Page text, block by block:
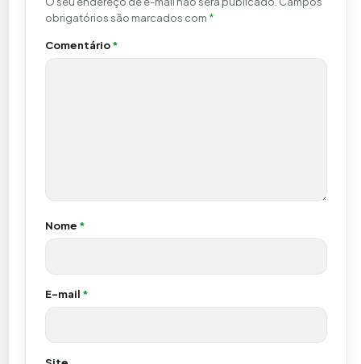
obrigatórios são marcados com *
Comentário*
Nome *
E-mail *